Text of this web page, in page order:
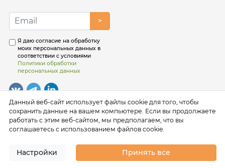
>
Я даю согласие на обработку
моих персональных данных в
соответствии с условиями
Политики обработки
персональных данных
Данный веб-сайт использует файлы cookie для того, чтобы
сохранить данные на вашем компьютере. Если вы продолжаете
работать с этим веб-сайтом, мы предполагаем, что вы
соглашаетесь с использованием файлов cookie.
Настройки Принять все